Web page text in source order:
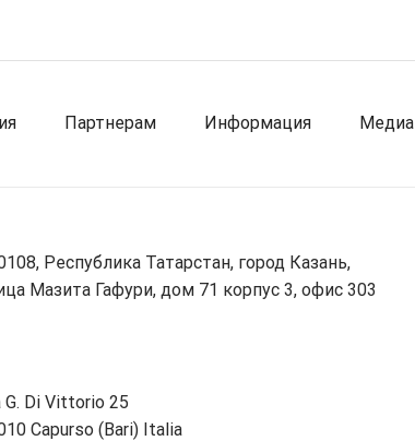
Партнерам Информация Медиа
Республика Татарстан, город Казань,
Мазита Гафури, дом 71 корпус 3, офис 303
G. Di Vittorio 25
Capurso (Bari) Italia